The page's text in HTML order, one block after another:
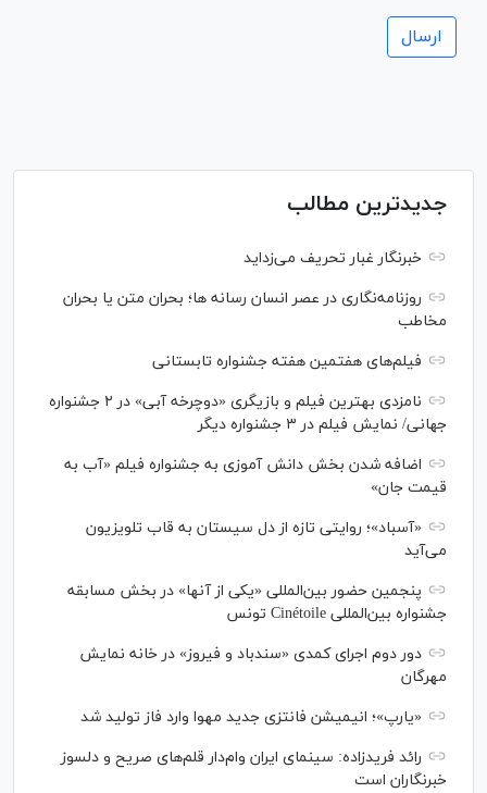
جدیدترین مطالب
خبرنگار غبار تحریف می‌زداید
روزنامه‌نگاری در عصر انسان رسانه ها؛ بحران متن یا بحران
مخاطب
فیلم‌های هفتمین هفته جشنواره تابستانی
نامزدی بهترین فیلم و بازیگری «دوچرخه آبی» در ۲ جشنواره
جهانی/ نمایش فیلم در ۳ جشنواره دیگر
اضافه شدن بخش دانش آموزی به جشنواره فیلم «آب به
قیمت جان»
«آسباد»؛ روایتی تازه از دل سیستان به قاب تلویزیون
می‌آید
پنجمین حضور بین‌المللی «یکی از آنها» در بخش مسابقه
جشنواره بین‌المللی Cinétoile تونس
دور دوم اجرای کمدی «سندباد و فیروز» در خانه نمایش
مهرگان
«یارپ»؛ انیمیشن فانتزی جدید مهوا وارد فاز تولید شد
رائد فریدزاده: سینمای ایران وام‌دار قلم‌های صریح و دلسوز
خبرنگاران است